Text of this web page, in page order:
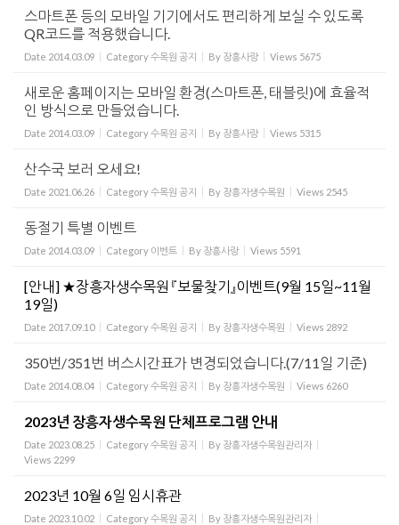
스마트폰 등의 모바일 기기에서도 편리하게 보실 수 있도록
QR코드를 적용했습니다.
Date 2014.03.09 Category수목원 공지 By 장흥사랑 Views 5675
새로운 홈페이지는 모바일 환경(스마트폰, 태블릿)에 효율적
인 방식으로 만들었습니다.
Date 2014.03.09 Category수목원 공지 By 장흥사랑 Views 5315
산수국 보러 오세요!
Date 2021.06.26 Category수목원 공지 By 장흥자생수목원 Views 2545
동절기 특별 이벤트
Date 2014.03.09 Category 이벤트 By 장흥사랑 Views 5591
[안내] ★장흥자생수목원 『보물찾기』이벤트(9월 15일~11월
19일)
Date 2017.09.10 Category수목원 공지 By 장흥자생수목원 Views 2892
350번/351번 버스시간표가 변경되었습니다.(7/11일 기준)
Date 2014.08.04 Category수목원 공지 By 장흥자생수목원 Views 6260
2023년 장흥자생수목원 단체프로그램 안내
Date 2023.08.25 Category수목원 공지 By 장흥자생수목원관리자
Views 2299
2023년 10월 6일 임시휴관
Date 2023.10.02 Category수목원 공지 By 장흥자생수목원관리자